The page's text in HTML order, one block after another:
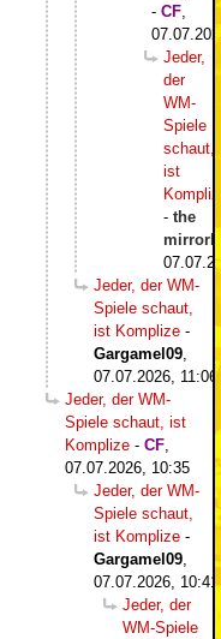
- CF
Jeder,
der
WM-
Spiele
schaut,
ist
- the
Jeder, der WM-
Spiele schaut,
ist Komplize -
Gargamel09
07.07.2026, 11:06
Jeder, der WM-
Spiele schaut, ist
Komplize - CF
07.07.2026, 10:35
Jeder, der WM-
Spiele schaut,
ist Komplize -
Gargamel09
07.07.2026, 10:41
Jeder, der
WM-Spiele